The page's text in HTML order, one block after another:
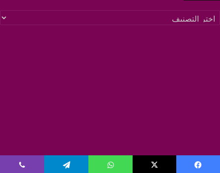
تصنيفات